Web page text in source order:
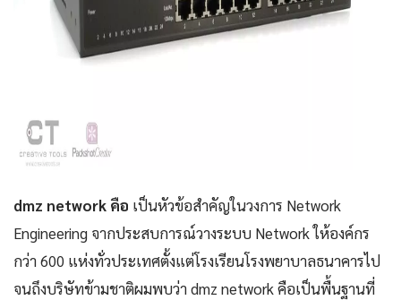
dmz network คือ เป็นหัวข้อสำคัญในวงการ Network
Engineering จากประสบการณ์วางระบบ Network ให้องค์กร
กว่า 600 แห่งทั่วประเทศตั้งแต่โรงเรียนโรงพยาบาลธนาคารไป
จนถึงบริษัทข้ามชาติผมพบว่า dmz network คือเป็นพื้นฐานที่